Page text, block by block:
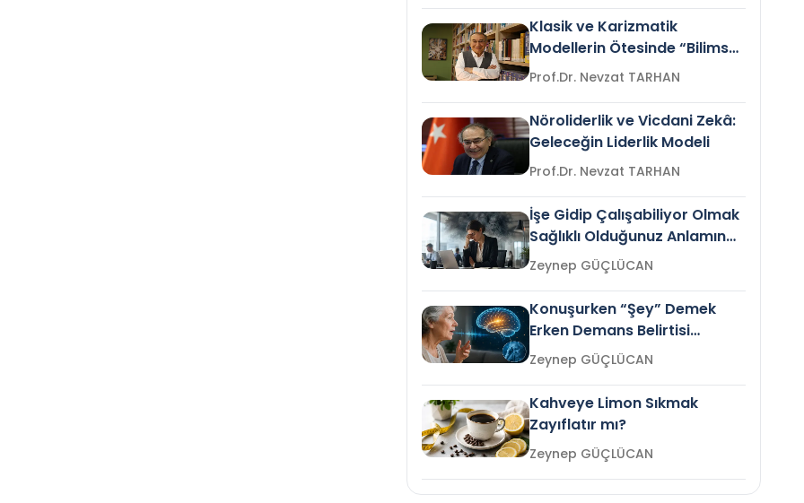
Klasik ve Karizmatik
Modellerin Ötesinde “Bilimsel
Liderlik”
Prof.Dr. Nevzat TARHAN
Nöroliderlik ve Vicdani Zekâ:
Geleceğin Liderlik Modeli
Prof.Dr. Nevzat TARHAN
İşe Gidip Çalışabiliyor Olmak
Sağlıklı Olduğunuz Anlamına
Gelir mi?Zeynep GÜÇLÜCAN
Konuşurken “Şey” Demek
Erken Demans Belirtisi
Olabilir mi?Zeynep GÜÇLÜCAN
Kahveye Limon Sıkmak
Zayıflatır mı?
Zeynep GÜÇLÜCAN